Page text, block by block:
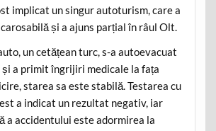
implicat un singur autoturism, care a
și a ajuns parțial în râul Olt.
un cetățean turc, s-a autoevacuat
a primit îngrijiri medicale la fața
starea sa este stabilă. Testarea cu
a indicat un rezultat negativ, iar
a accidentului este adormirea la